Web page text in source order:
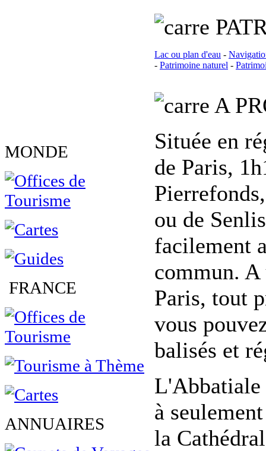
MONDE
FRANCE
ANNUAIRES
Lac ou plan d'eau -
- Patrimoine naturel -
A
Située en
de Paris,
ou de
facilement
commun. A
Paris, tout
vous
balisés et
L'Abbatiale
à
la